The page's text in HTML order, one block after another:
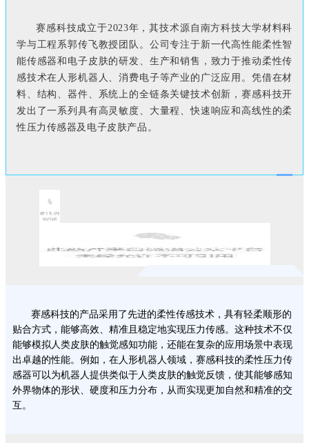
赛感科技成立于2023年，其技术源自南方科技大学材料科
学与工程系郭传飞教授团队。公司专注于新一代高性能柔性智
能传感器和电子皮肤的研发、生产和销售，致力于推动柔性传
感技术在人形机器人、消费电子等产业的广泛应用。凭借在材
料、结构、器件、系统上的全链条关键技术创新，赛感科技开
发出了一系列具有高灵敏度、大量程、快速响应和高线性的柔
性压力传感器及电子皮肤产品。
01
赛感科技的产品采用了先进的柔性传感技术，具有轻柔顺形的
贴合方式，能够高效、精准且稳定地实现压力传感。这种技术不仅
能够模拟人类皮肤的触觉感知功能，还能在复杂的应用场景中表现
出卓越的性能。例如，在人形机器人领域，赛感科技的柔性压力传
感器可以为机器人提供类似于人类皮肤的触觉反馈，使其能够感知
外界物体的形状、硬度和压力分布，从而实现更加自然和精准的交
互。